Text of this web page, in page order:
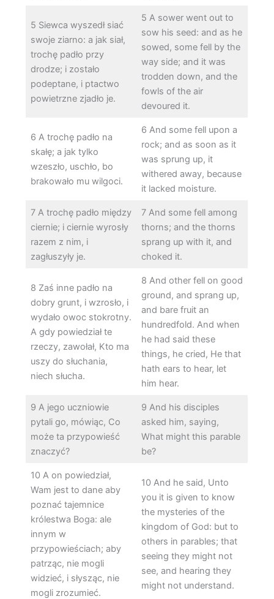
5 Siewca wyszedł siać
swoje ziarno: a jak siał,
trochę padło przy
drodze; i zostało
podeptane, i ptactwo
powietrzne zjadło je.
5 A sower went out to
sow his seed: and as he
sowed, some fell by the
way side; and it was
trodden down, and the
fowls of the air
devoured it.
6 A trochę padło na
skałę; a jak tylko
wzeszło, uschło, bo
brakowało mu wilgoci.
6 And some fell upon a
rock; and as soon as it
was sprung up, it
withered away, because
it lacked moisture.
7 A trochę padło między
ciernie; i ciernie wyrosły
razem z nim, i
zagłuszyły je.
7 And some fell among
thorns; and the thorns
sprang up with it, and
choked it.
8 Zaś inne padło na
dobry grunt, i wzrosło, i
wydało owoc stokrotny.
A gdy powiedział te
rzeczy, zawołał, Kto ma
uszy do słuchania,
niech słucha.
8 And other fell on good
ground, and sprang up,
and bare fruit an
hundredfold. And when
he had said these
things, he cried, He that
hath ears to hear, let
him hear.
9 A jego uczniowie
pytali go, mówiąc, Co
może ta przypowieść
znaczyć?
9 And his disciples
asked him, saying,
What might this parable
be?
10 A on powiedział,
Wam jest to dane aby
poznać tajemnice
królestwa Boga: ale
innym w
przypowieściach; aby
patrząc, nie mogli
widzieć, i słysząc, nie
mogli zrozumieć.
10 And he said, Unto
you it is given to know
the mysteries of the
kingdom of God: but to
others in parables; that
seeing they might not
see, and hearing they
might not understand.